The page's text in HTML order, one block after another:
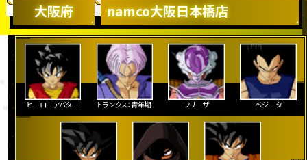
大阪府 namco大阪日本橋店
ヒーローアバター トランクス：青年期 フリーザ ベジータ